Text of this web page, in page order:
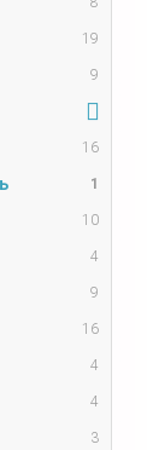
19
9
16
1
10
4
9
16
4
4
3